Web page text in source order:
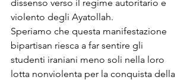
dissenso verso il regime autoritario e
violento degli Ayatollah.
Speriamo che questa manifestazione
bipartisan riesca a far sentire gli
studenti iraniani meno soli nella loro
lotta nonviolenta per la conquista della